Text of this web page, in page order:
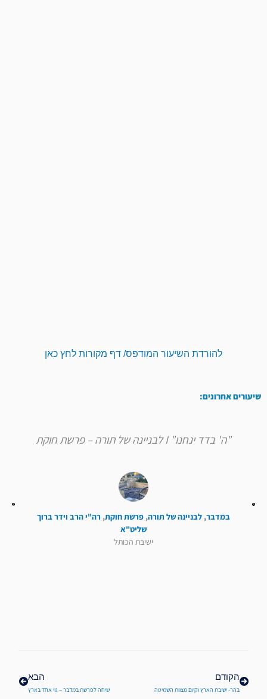
להורדת השיעור המודפס/ דף מקורות לחץ כאן
שיעורים אחרונים:
"ה' בדד ינחנו" I לבניינה של תורה – פרשת חוקת
במדבר, לבניינה של תורה, פרשת חוקת, רה"י הרב וידר ברוך
שליט"א
ישיבת הכותל
הקודם
בהר- ישיבת הארץ וקיום מצוות השמיטה
הבא
שיחה לפרשת במדבר – גוי אחד בארץ